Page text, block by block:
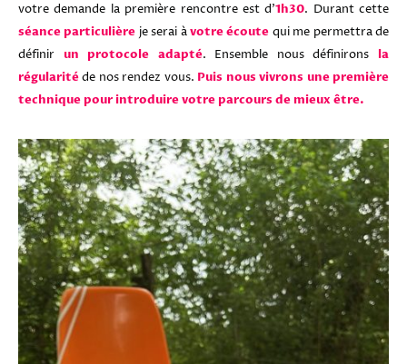
votre demande la première rencontre est d'1h30. Durant cette
séance particulière je serai àvotre écoute qui me permettra de
définir un protocole adapté. Ensemble nous définirons la
régularitéde nos rendez vous. Puis nous vivrons une première
technique pour introduire votre parcours de mieux être.